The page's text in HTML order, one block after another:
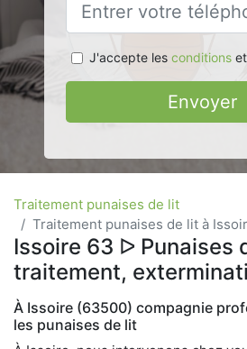
J'accepte les conditionset
Envoyer
Traitement punaises de lit
Traitement punaises de lit à
Issoire 63 ᐅ Punaises
traitement,
À Issoire (63500) compagnie
les punaises de lit